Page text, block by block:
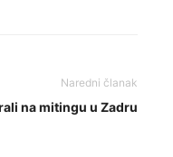
Naredni članak
na mitingu u Zadru